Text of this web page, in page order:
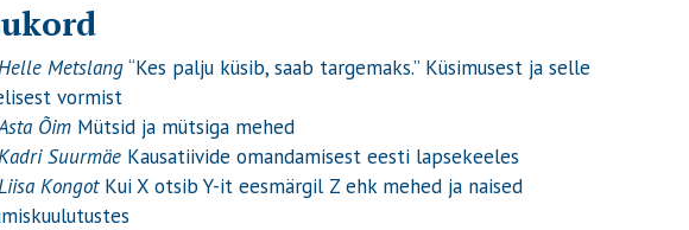
Metslang“Kes palju küsib, saab targemaks.” Küsimusest ja selle
vormist
Õim Mütsid ja mütsiga mehed
Suurmäe Kausatiivide omandamisest eesti lapsekeeles
KongotKui X otsib Y-it eesmärgil Z ehk mehed ja naised